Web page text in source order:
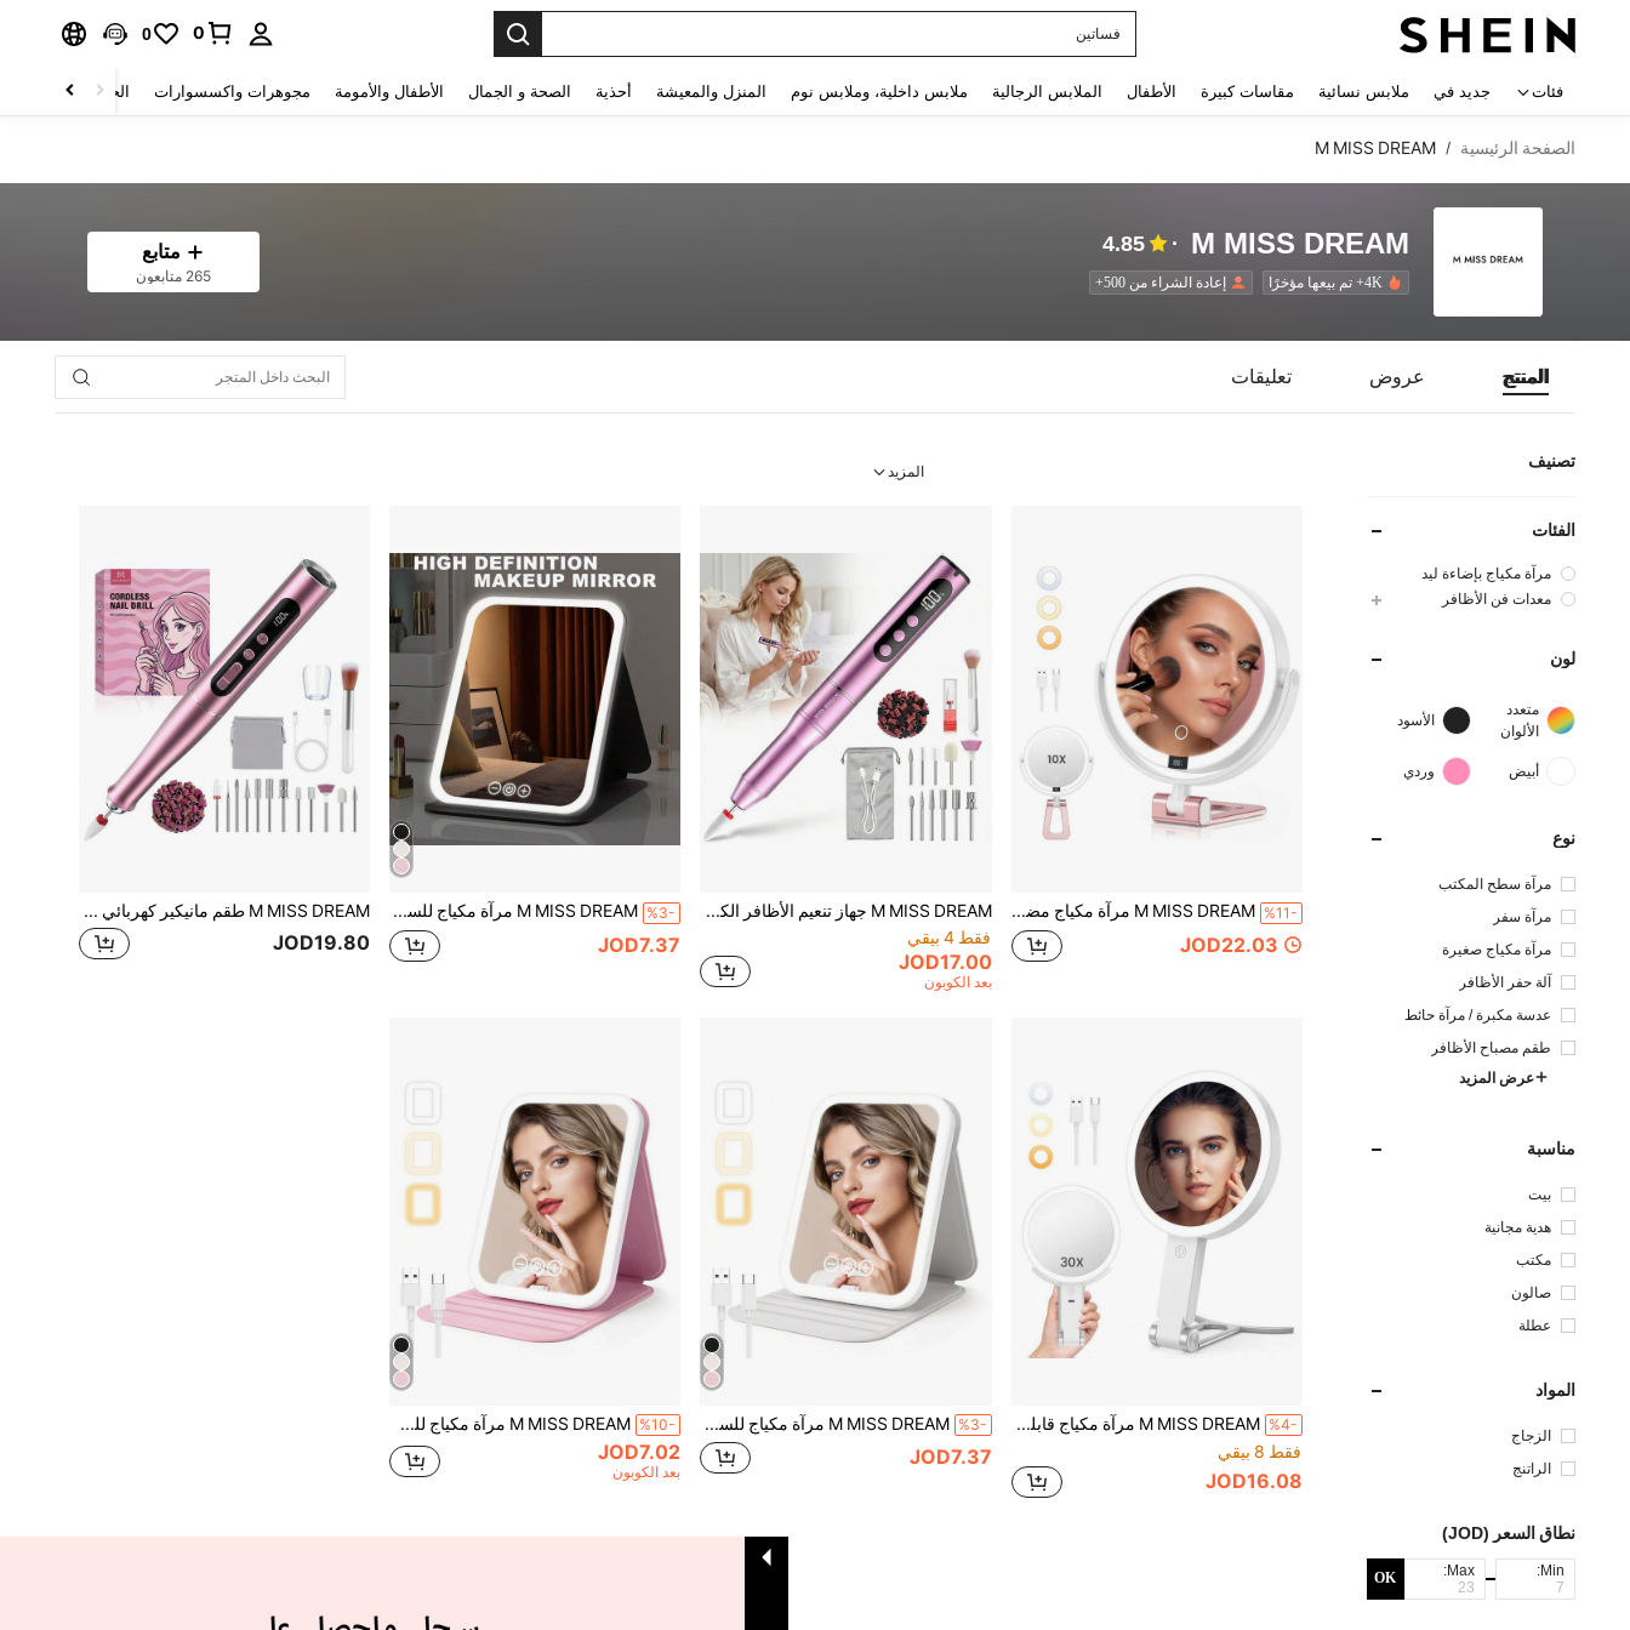
فساتين
0
0
فئات جديد في ملابس نسائية مقاسات كبيرة الأطفال الملابس الرجالية ملابس داخلية، وملابس نوم المنزل والمعيشة أحذية الصحة و الجمال الأطفال والأمومة مجوهرات واكسسوارات الحقائب والأمتعة
الصفحة الرئيسية /
M MISS DREAM
M MISS DREAM
4.85
4K+ تم بيعها مؤخرًا إعادة الشراء من 500+
متابع
265 متابعون
المنتج عروض تعليقات
تصنيف
الفئات
مرآة مكياج بإضاءة ليد
معدات فن الأظافر
لون
متعدد
الألوان
الأسود
أبيض وردي
نوع
مرآة سطح المكتب
مرآة سفر
مرآة مكياج صغيرة
آلة حفر الأظافر
عدسة مكبرة / مرآة حائط
طقم مصباح الأظافر
عرض المزيد
مناسبة
بيت
هدية مجانية
مكتب
صالون
عطلة
المواد
الزجاج
الراتنج
نطاق السعر (JOD)
Min:
Max:
OK
المزيد
%11- M MISS DREAM مرآة مكياج مضيئة قابلة للشحن، مرآة مكبرة الجانب 1X/10X، 3 ألوان إضاءة، تعتيم بدون درجات، بطارية 2000mAh، دوران 360°، مرآة زينة محمولة، مناسبة للسفر والمكتب والحمام
JOD22.03
M MISS DREAM جهاز تنعيم الأظافر الكهربائي اللاسلكي 35,000 لفة في الدقيقة، طقم ملف أظافر احترافي مع شاشة LCD، 12 قطعة من رؤوس الحفر و 36 قطعة من أشرطة الصنفرة، مناسب لأظافر الأكريليك والجل، تقليم أظافر الحيوانات الأليفة، لاستخدام الصالون والمنزل
فقط 4 بيقي
JOD17.00
بعد الكوبون
%3- M MISS DREAM مرآة مكياج للسفر مزودة بإضاءة، مرآة تجميل محمولة بثلاثة ألوان إضاءة، شاشة لمس قابلة للتعتيم، مرآة زينة مكتبية LED قابلة لإعادة الشحن
JOD7.37
M MISS DREAM طقم مانيكير كهربائي لاسلكي 35,000 دورة في الدقيقة، مناسب لإزالة طلاء الأظافر، ملف الأظافر الكهربائي، التلميع، المانيكير والبديكير
JOD19.80
%4-
M MISS DREAM مرآة مكياج قابلة للشحن للسفر، ذات وجهين بتكبير 30X/1X، مرآة جمال مضاءة محمولة، 3 ألوان إضاءة، شاشة لمس قابلة للتعتيم، قابلة للوضع على الطاولة/الحمل/التركيب على الحائط (أبيض)
فقط 8 بيقي
JOD16.08
%3- M MISS DREAM مرآة مكياج للسفر مع إضاءة، مرآة جمال محمولة مع إضاءة 3 ألوان، شاشة لمس قابلة للتعتيم، مرآة سطح مكتب LED قابلة للشحن
JOD7.37
%10- M MISS DREAM مرآة مكياج للسفر مع إضاءة، مرآة تجميل محمولة مع 3 أوضاع إضاءة ملونة، شاشة لمس قابلة للتعتيم، مرآة مكياج LED مكتبية قابلة للشحن
JOD7.02
بعد الكوبون
إجمالي 1 صفحة